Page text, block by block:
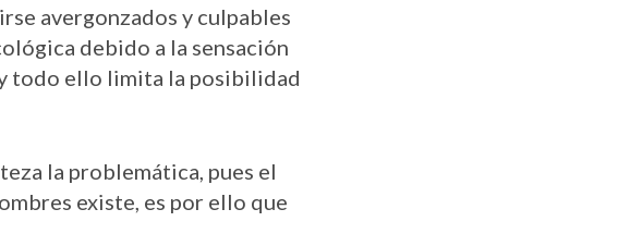
avergonzados y culpables
debido a la sensación
todo ello limita la posibilidad
la problemática, pues el
existe, es por ello que